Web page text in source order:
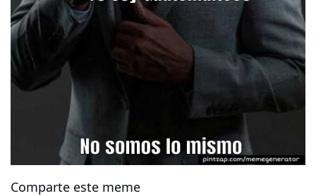
Comparte este meme